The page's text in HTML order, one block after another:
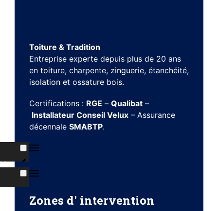
Toiture & Tradition
Entreprise experte depuis plus de 20 ans
en toiture, charpente, zinguerie, étanchéité,
isolation et ossature bois.
Certifications : RGE – Qualibat –
Installateur Conseil Velux – Assurance
décennale SMABTP.
Zones d' intervention